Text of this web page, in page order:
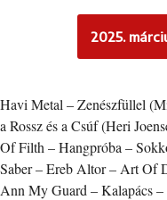
2025.
Havi Metal – Zenészfüllel
a Rossz és a Csúf (Heri
Of Filth – Hangpróba –
Saber – Ereb Altor – Art Of
Ann My Guard – Kalapács